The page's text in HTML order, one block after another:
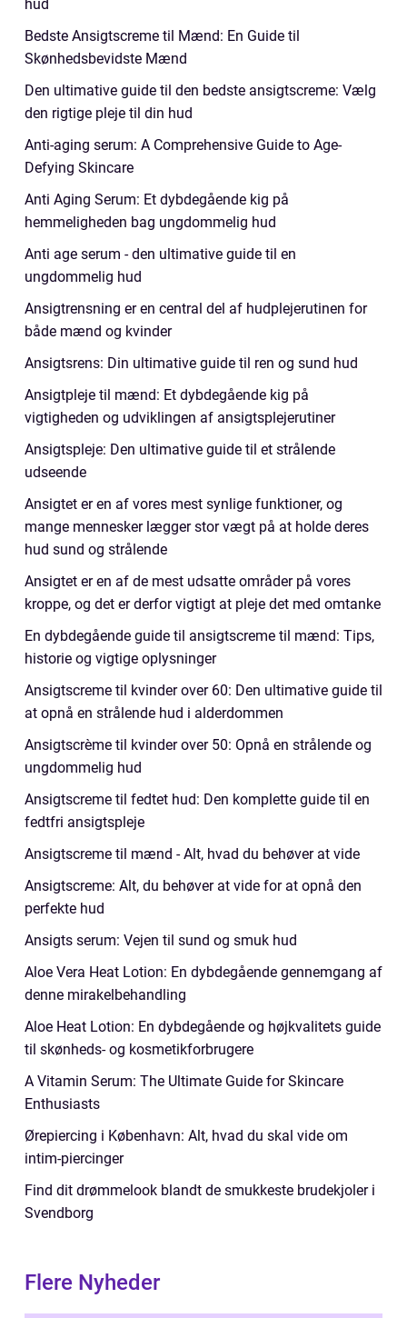
hud
Bedste Ansigtscreme til Mænd: En Guide til
Skønhedsbevidste Mænd
Den ultimative guide til den bedste ansigtscreme: Vælg
den rigtige pleje til din hud
Anti-aging serum: A Comprehensive Guide to Age-
Defying Skincare
Anti Aging Serum: Et dybdegående kig på
hemmeligheden bag ungdommelig hud
Anti age serum - den ultimative guide til en
ungdommelig hud
Ansigtrensning er en central del af hudplejerutinen for
både mænd og kvinder
Ansigtsrens: Din ultimative guide til ren og sund hud
Ansigtpleje til mænd: Et dybdegående kig på
vigtigheden og udviklingen af ansigtsplejerutiner
Ansigtspleje: Den ultimative guide til et strålende
udseende
Ansigtet er en af vores mest synlige funktioner, og
mange mennesker lægger stor vægt på at holde deres
hud sund og strålende
Ansigtet er en af de mest udsatte områder på vores
kroppe, og det er derfor vigtigt at pleje det med omtanke
En dybdegående guide til ansigtscreme til mænd: Tips,
historie og vigtige oplysninger
Ansigtscreme til kvinder over 60: Den ultimative guide til
at opnå en strålende hud i alderdommen
Ansigtscrème til kvinder over 50: Opnå en strålende og
ungdommelig hud
Ansigtscreme til fedtet hud: Den komplette guide til en
fedtfri ansigtspleje
Ansigtscreme til mænd - Alt, hvad du behøver at vide
Ansigtscreme: Alt, du behøver at vide for at opnå den
perfekte hud
Ansigts serum: Vejen til sund og smuk hud
Aloe Vera Heat Lotion: En dybdegående gennemgang af
denne mirakelbehandling
Aloe Heat Lotion: En dybdegående og højkvalitets guide
til skønheds- og kosmetikforbrugere
A Vitamin Serum: The Ultimate Guide for Skincare
Enthusiasts
Ørepiercing i København: Alt, hvad du skal vide om
intim-piercinger
Find dit drømmelook blandt de smukkeste brudekjoler i
Svendborg
Flere Nyheder